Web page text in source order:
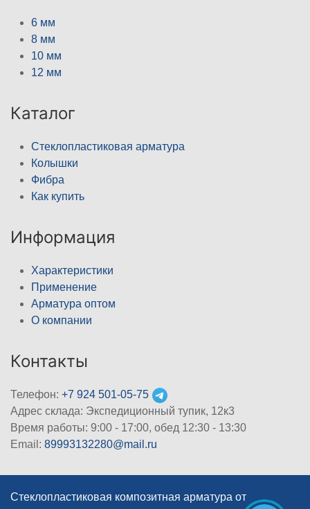
6 мм
8 мм
10 мм
12 мм
Каталог
Стеклопластиковая арматура
Колышки
Фибра
Как купить
Информация
Характеристики
Применение
Арматура оптом
О компании
Контакты
Телефон: +7 924 501-05-75
Адрес склада: Экспедиционный тупик, 12к3
Время работы: 9:00 - 17:00, обед 12:30 - 13:30
Email: 89993132280@mail.ru
Стеклопластиковая композитная арматура от